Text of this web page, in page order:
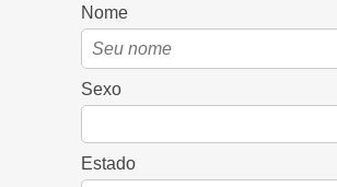
Nome
Sexo
Estado